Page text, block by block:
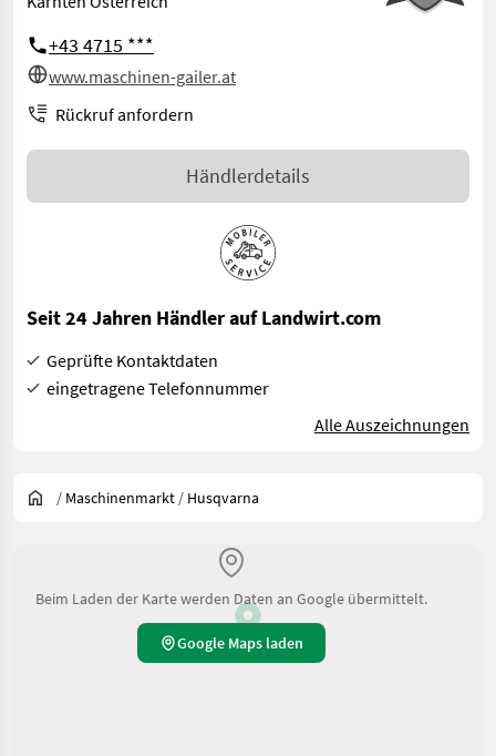
+43 4715 ***
www.maschinen-gailer.at
Rückruf anfordern
Händlerdetails
Seit 24 Jahren Händler auf Landwirt.com
Geprüfte Kontaktdaten
eingetragene Telefonnummer
Alle Auszeichnungen
/ Maschinenmarkt / Husqvarna
Beim Laden der Karte werden Daten an Google übermittelt.
Google Maps laden